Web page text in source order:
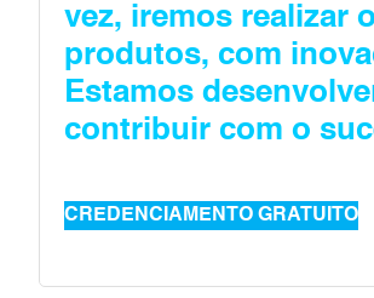
vez, iremos realizar
produtos, com
Estamos
contribuir com o
CREDENCIAMENTO GRATUITO